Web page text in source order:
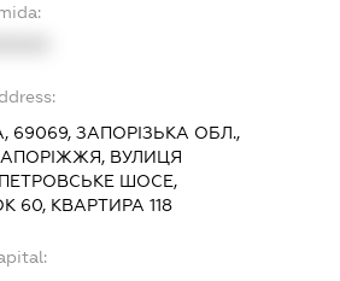
69069, ЗАПОРІЗЬКА ОБЛ.,
ВУЛИЦЯ
ШОСЕ,
60, КВАРТИРА 118